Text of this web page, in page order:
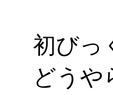
初びっ
どうや